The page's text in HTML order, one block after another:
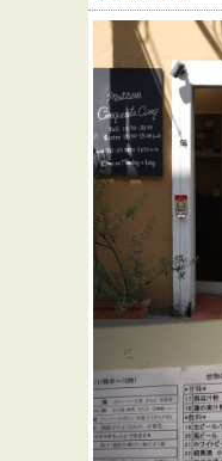
デリカテ
ッセン メ